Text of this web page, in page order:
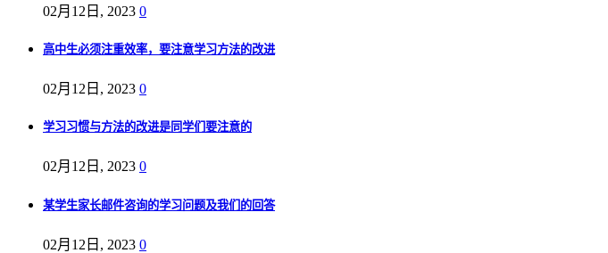
02月12日, 2023 0
高中生必须注重效率，要注意学习方法的改进
02月12日, 2023 0
学习习惯与方法的改进是同学们要注意的
02月12日, 2023 0
某学生家长邮件咨询的学习问题及我们的回答
02月12日, 2023 0